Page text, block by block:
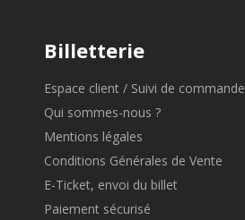
Billetterie
Espace client / Suivi de commande
Qui sommes-nous ?
Mentions légales
Conditions Générales de Vente
E-Ticket, envoi du billet
Paiement sécurisé